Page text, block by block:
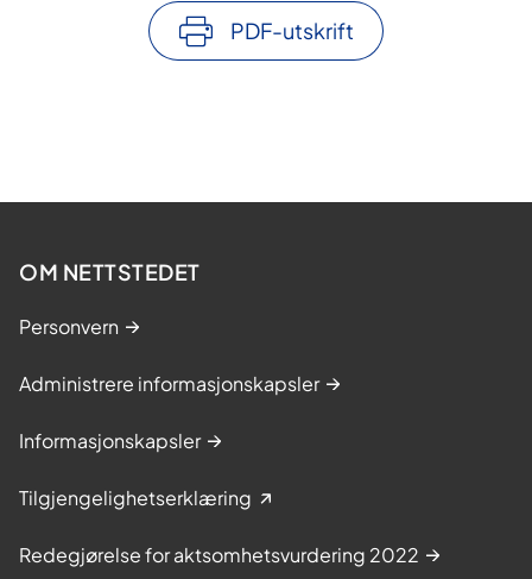
PDF-utskrift
OM NETTSTEDET
Personvern
Administrere informasjonskapsler
Informasjonskapsler
Tilgjengelighetserklæring
Redegjørelse for aktsomhetsvurdering 2022